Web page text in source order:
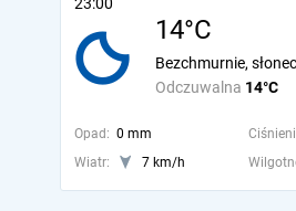
14°C
Odczuwalna 14°C
Bezchmurnie,
Opad: 0 mm
Wiatr:
7 km/h